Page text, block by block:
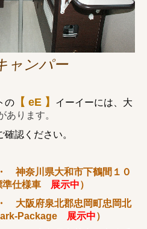
ャンパー
の 【 eE 】
イーイーには、大
あります。
確認ください。
神奈川県大和市下鶴間１０
仕様車 展示中）
大阪府泉北郡忠岡町忠岡北
Package 展示中）